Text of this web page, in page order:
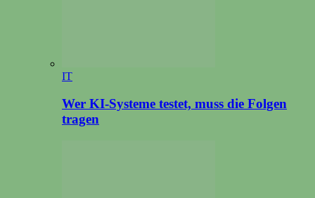
IT
Wer KI-Systeme testet, muss die Folgen
tragen